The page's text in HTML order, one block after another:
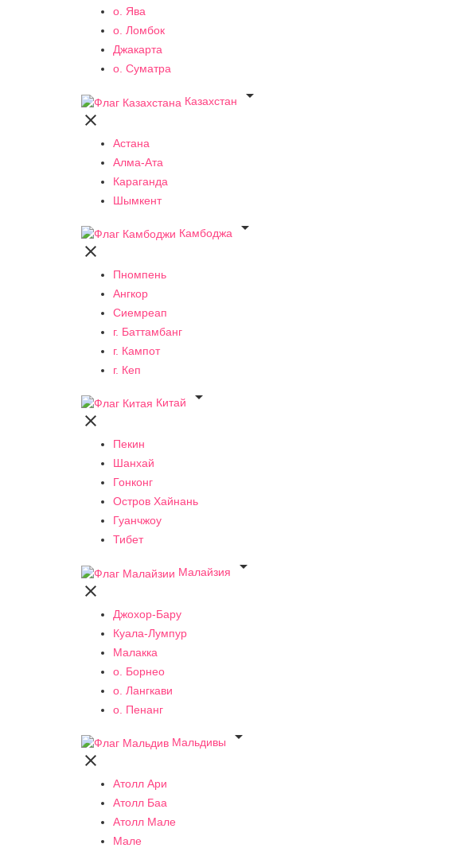
о. Ява
о. Ломбок
Джакарта
о. Суматра
Казахстан


Астана
Алма-Ата
Караганда
Шымкент
Камбоджа


Пномпень
Ангкор
Сиемреап
г. Баттамбанг
г. Кампот
г. Кеп
Китай


Пекин
Шанхай
Гонконг
Остров Хайнань
Гуанчжоу
Тибет
Малайзия


Джохор-Бару
Куала-Лумпур
Малакка
о. Борнео
о. Лангкави
о. Пенанг
Мальдивы


Атолл Ари
Атолл Баа
Атолл Мале
Мале